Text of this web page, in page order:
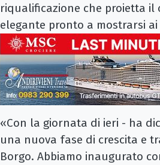
riqualificazione che proietta il
elegante pronto a mostrarsi
«Con la giornata di ieri - ha
una nuova fase di crescita e
Borgo. Abbiamo inaugurato